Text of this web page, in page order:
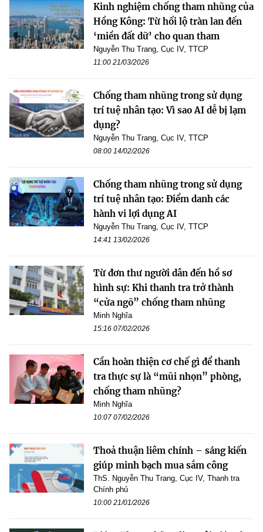
Kinh nghiệm chống tham nhũng của
Hồng Kông: Từ hối lộ tràn lan đến
‘miền đất dữ’ cho quan tham
Nguyễn Thu Trang, Cục IV, TTCP
11:00 21/03/2026
Chống tham nhũng trong sử dụng
trí tuệ nhân tạo: Vì sao AI dễ bị lạm
dụng?
Nguyễn Thu Trang, Cục IV, TTCP
08:00 14/02/2026
Chống tham nhũng trong sử dụng
trí tuệ nhân tạo: Điểm danh các
hành vi lợi dụng AI
Nguyễn Thu Trang, Cục IV, TTCP
14:41 13/02/2026
Từ đơn thư người dân đến hồ sơ
hình sự: Khi thanh tra trở thành
“cửa ngõ” chống tham nhũng
Minh Nghĩa
15:16 07/02/2026
Cần hoàn thiện cơ chế gì để thanh
tra thực sự là “mũi nhọn” phòng,
chống tham nhũng?
Minh Nghĩa
10:07 07/02/2026
Thoả thuận liêm chính – sáng kiến
giúp minh bạch mua sắm công
ThS. Nguyễn Thu Trang, Cục IV, Thanh tra
Chính phủ
10:00 21/01/2026